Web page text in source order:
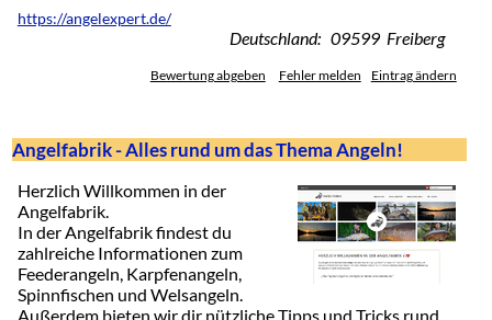
https://angelexpert.de/
Deutschland: 09599 Freiberg
Bewertung abgeben Fehler melden Eintrag ändern
Angelfabrik - Alles rund um das Thema Angeln!
Herzlich Willkommen in der
Angelfabrik.
In der Angelfabrik findest du
zahlreiche Informationen zum
Feederangeln, Karpfenangeln,
Spinnfischen und Welsangeln.
Außerdem bieten wir dir nützliche Tipps und Tricks rund